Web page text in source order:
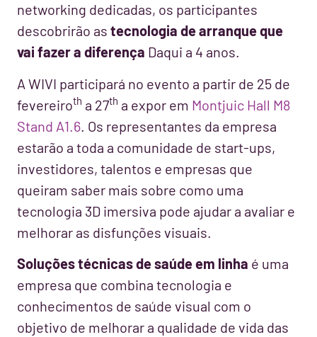
networking dedicadas, os participantes
descobrirão as tecnologia de arranque que
vai fazer a diferença Daqui a 4 anos.
A WIVI participará no evento a partir de 25 de
fevereiroth a 27th a expor em Montjuic Hall M8
Stand A1.6. Os representantes da empresa
estarão a toda a comunidade de start-ups,
investidores, talentos e empresas que
queiram saber mais sobre como uma
tecnologia 3D imersiva pode ajudar a avaliar e
melhorar as disfunções visuais.
Soluções técnicas de saúde em linha é uma
empresa que combina tecnologia e
conhecimentos de saúde visual com o
objetivo de melhorar a qualidade de vida das